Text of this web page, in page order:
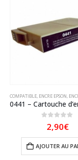
COMPATIBLE, ENCRE EPSON, ENCRE
sur 5
2,90€
AJOUTER AU